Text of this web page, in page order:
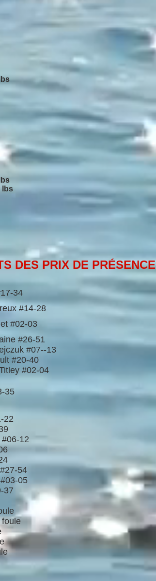
lbs
DES PRIX DE PRÉSENCE
34
#14-28
#02-03
#26-51
#07--13
#20-40
#02-04
35
22
12
54
05
37
foule